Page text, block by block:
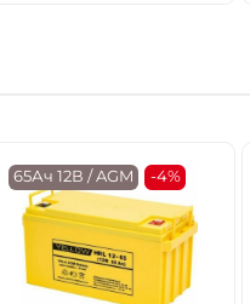
65Ач 12В / AGM -4%